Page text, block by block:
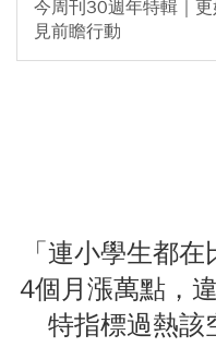
今周刊30週年特輯｜
見前瞻行動
「連小學生都
4個月漲萬點，
特指標過熱該